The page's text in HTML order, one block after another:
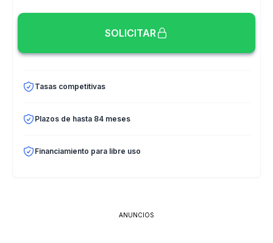
SOLICITAR
Tasas competitivas
Plazos de hasta 84 meses
Financiamiento para libre uso
ANUNCIOS